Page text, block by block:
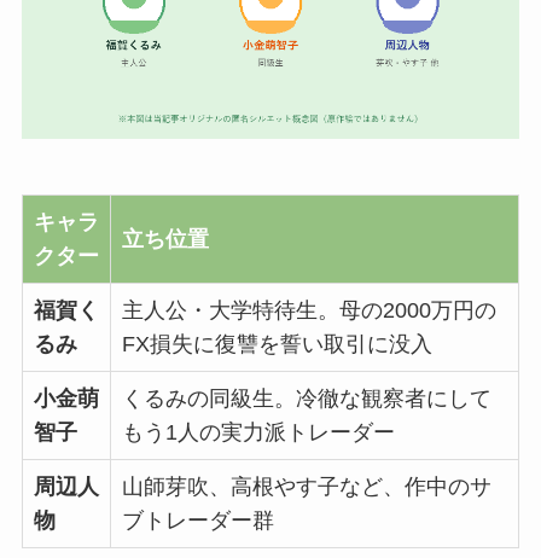
キャラ
クター
立ち位置
福賀く
るみ
主人公・大学特待生。母の2000万円の
FX損失に復讐を誓い取引に没入
小金萌
智子
くるみの同級生。冷徹な観察者にして
もう1人の実力派トレーダー
周辺人
物
山師芽吹、高根やす子など、作中のサ
ブトレーダー群